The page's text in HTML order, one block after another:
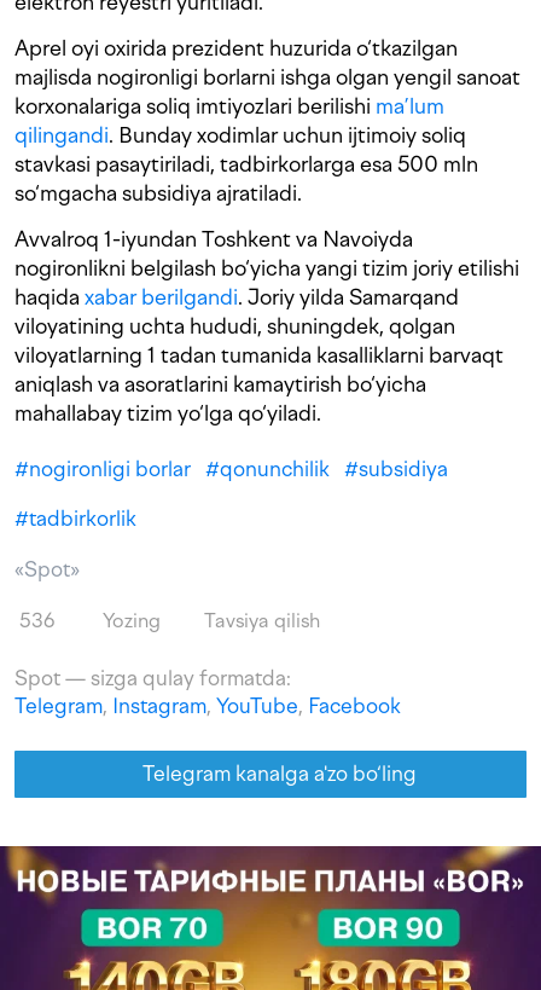
Aprel oyi oxirida prezident huzurida o‘tkazilgan
majlisda nogironligi borlarni ishga olgan yengil sanoat
korxonalariga soliq imtiyozlari berilishi ma’lum
qilingandi. Bunday xodimlar uchun ijtimoiy soliq
stavkasi pasaytiriladi, tadbirkorlarga esa 500 mln
so‘mgacha subsidiya ajratiladi.
Avvalroq 1-iyundan Toshkent va Navoiyda
nogironlikni belgilash bo‘yicha yangi tizim joriy etilishi
haqida xabar berilgandi. Joriy yilda Samarqand
viloyatining uchta hududi, shuningdek, qolgan
viloyatlarning 1 tadan tumanida kasalliklarni barvaqt
aniqlash va asoratlarini kamaytirish bo‘yicha
mahallabay tizim yo‘lga qo‘yiladi.
#nogironligi borlar #qonunchilik #subsidiya
#tadbirkorlik
«Spot»
536 Yozing Tavsiya qilish
Spot — sizga qulay formatda:
Telegram, Instagram, YouTube, Facebook
Telegram kanalga a'zo bo‘ling